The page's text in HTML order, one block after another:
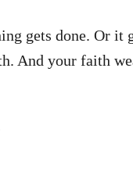
gets done. Or it
And your faith